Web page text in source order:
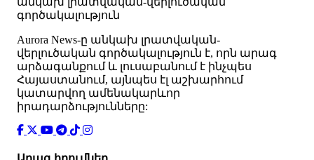
գործակալություն
Аurora News-ը անկախ լրատվական-
վերլուծական գործակալություն է, որն արագ
արձագանքում և լուսաբանում է ինչպես
Հայաստանում, այնպես էլ աշխարհում
կատարվող ամենակարևոր
իրադարձությունները: